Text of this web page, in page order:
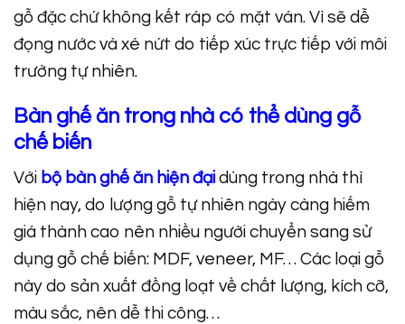
gỗ đặc chứ không kết ráp có mặt ván. Vì sẽ dễ
đọng nước và xé nứt do tiếp xúc trực tiếp với môi
trường tự nhiên.
Bàn ghế ăn trong nhà có thể dùng gỗ
chế biến
Với bộ bàn ghế ăn hiện đại dùng trong nhà thì
hiện nay, do lượng gỗ tự nhiên ngày càng hiếm
giá thành cao nên nhiều người chuyển sang sử
dụng gỗ chế biến: MDF, veneer, MF… Các loại gỗ
này do sản xuất đồng loạt về chất lượng, kích cỡ,
màu sắc, nên dễ thi công…